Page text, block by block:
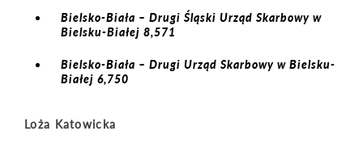
Bielsko-Biała – Drugi Śląski Urząd Skarbowy w
Bielsku-Białej 8,571
Bielsko-Biała – Drugi Urząd Skarbowy w Bielsku-
Białej 6,750
Loża Katowicka